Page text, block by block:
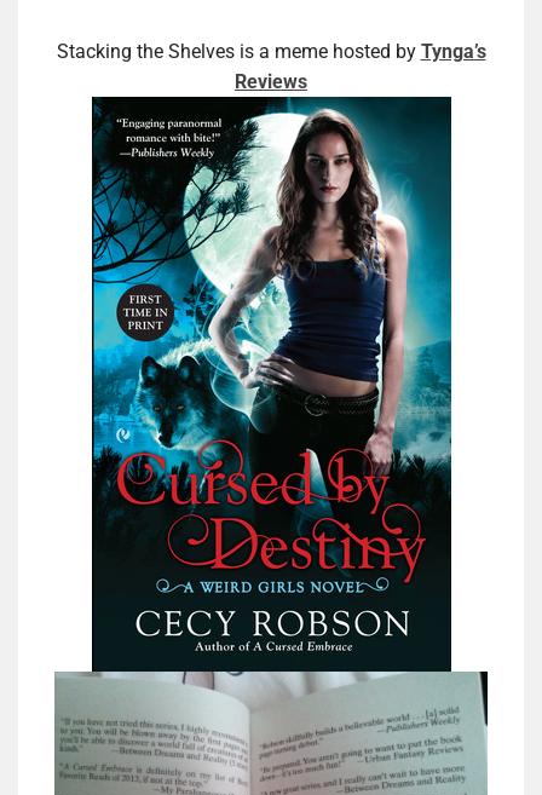
Stacking the Shelves is a meme hosted by Tynga’s
Reviews